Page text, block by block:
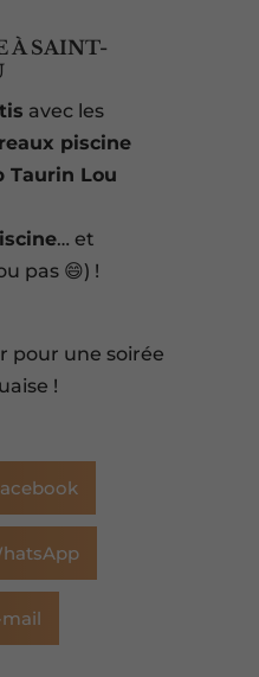
À SAINT-
avec les
piscine
Taurin Lou
… et
pas 😄) !
pour une soirée
!
mail